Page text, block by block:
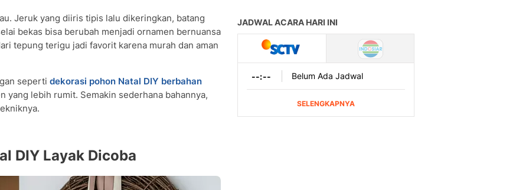
Jeruk yang diiris tipis lalu dikeringkan, batang
bekas bisa berubah menjadi ornamen bernuansa
tepung terigu jadi favorit karena murah dan aman
seperti dekorasi pohon Natal DIY berbahan
yang lebih rumit. Semakin sederhana bahannya,
DIY Layak Dicoba